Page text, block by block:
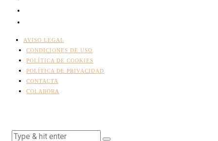
AVISO LEGAL
CONDICIONES DE USO
POLÍTICA DE COOKIES
POLÍTICA DE PRIVACIDAD
CONTACTA
COLABORA